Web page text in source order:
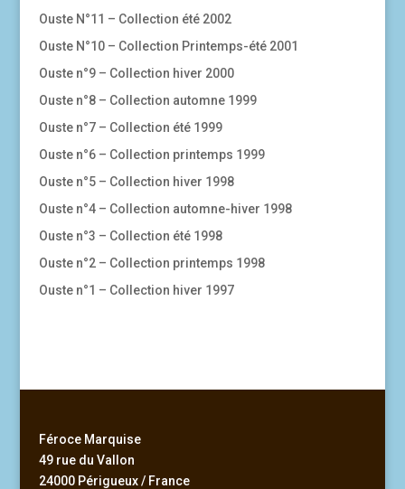
Ouste N°11 – Collection été 2002
Ouste N°10 – Collection Printemps-été 2001
Ouste n°9 – Collection hiver 2000
Ouste n°8 – Collection automne 1999
Ouste n°7 – Collection été 1999
Ouste n°6 – Collection printemps 1999
Ouste n°5 – Collection hiver 1998
Ouste n°4 – Collection automne-hiver 1998
Ouste n°3 – Collection été 1998
Ouste n°2 – Collection printemps 1998
Ouste n°1 – Collection hiver 1997
Féroce Marquise
49 rue du Vallon
24000 Périgueux / France